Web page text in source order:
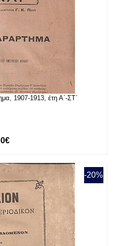
1907-1913, έτη Α΄-ΣΤ΄
-20%